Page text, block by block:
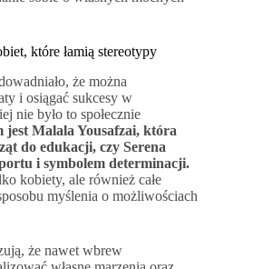
które łamią stereotypy
że można
i osiągać sukcesy w
nie było to społecznie
jest Malala Yousafzai, która
do edukacji, czy Serena
i symbolem determinacji.
kobiety, ale również całe
myślenia o możliwościach
że nawet wbrew